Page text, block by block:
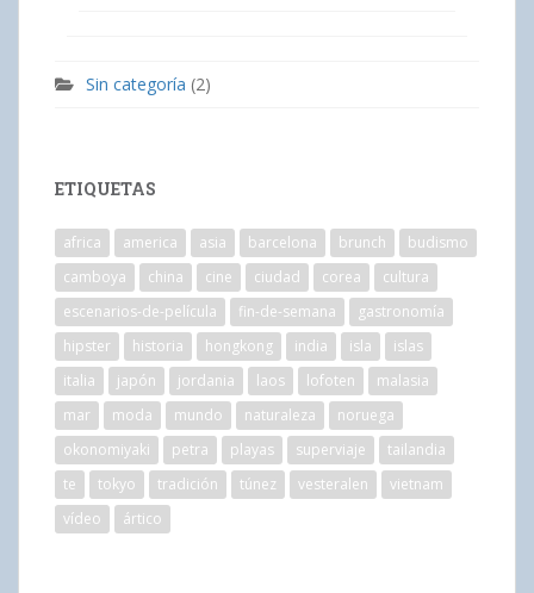
Sin categoría (2)
ETIQUETAS
africa america asia barcelona brunch
budismo
camboya
china cine ciudad corea
cultura
escenarios-de-película
fin-de-semana
gastronomía
hipster
historia hongkong india isla
islas
italia
japón jordania laos lofoten
malasia
mar
moda mundo naturaleza
noruega
okonomiyaki
petra playas superviaje
tailandia
te
tokyo tradición túnez vesteralen
vietnam
vídeo
ártico